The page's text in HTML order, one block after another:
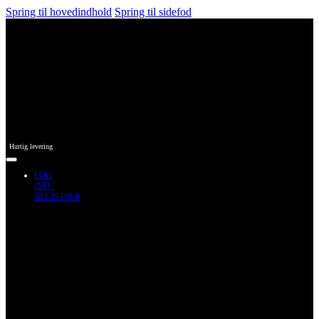
Spring til hovedindhold Spring til sidefod
Hurtig levering
LOG
IND /
REGISTRER